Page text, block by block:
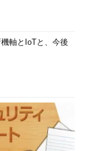
軸とIoTと、今後